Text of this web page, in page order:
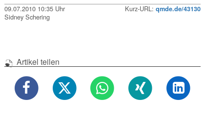
09.07.2010 10:35 Uhr Kurz-URL: qmde.de/43130
Sidney Schering
Artikel teilen